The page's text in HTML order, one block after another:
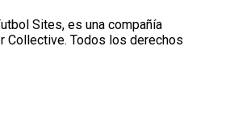
Sites, es una compañía
Collective. Todos los derechos